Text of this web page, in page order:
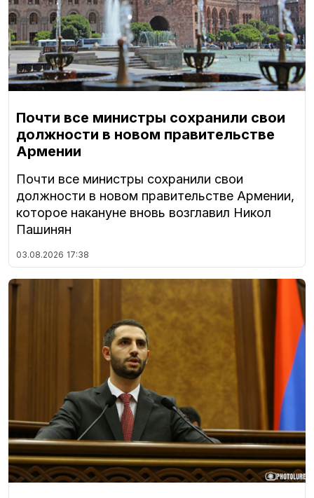
Почти все министры сохранили свои
должности в новом правительстве
Армении
Почти все министры сохранили свои
должности в новом правительстве Армении,
которое накануне вновь возглавил Никол
Пашинян
03.08.2026 17:38